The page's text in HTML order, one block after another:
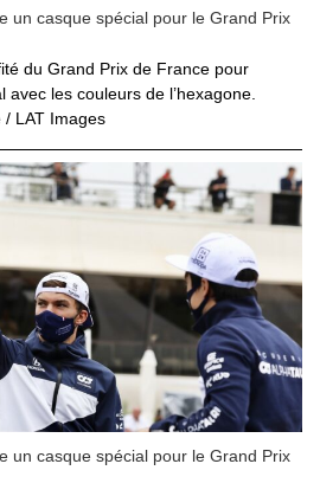
un casque spécial pour le Grand Prix
du Grand Prix de France pour
les couleurs de l’hexagone.
/ LAT Images
un casque spécial pour le Grand Prix